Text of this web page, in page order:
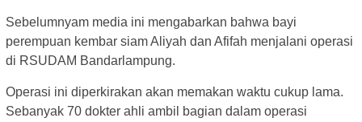
Sebelumnyam media ini mengabarkan bahwa bayi
perempuan kembar siam Aliyah dan Afifah menjalani operasi
di RSUDAM Bandarlampung.
Operasi ini diperkirakan akan memakan waktu cukup lama.
Sebanyak 70 dokter ahli ambil bagian dalam operasi